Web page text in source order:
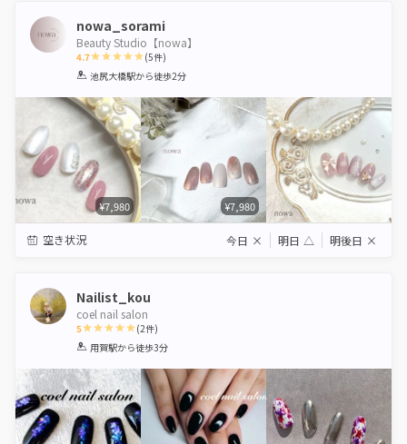
nowa_sorami
Beauty Studio【nowa】
4.7
1 2 3 4 5
(5件)
池尻大橋駅から徒歩2分
¥7,980 ¥7,980
空き状況 今日 × 明日 △ 明後日 ×
Nailist_kou
coel nail salon
5
1 2 3 4 5
(2件)
用賀駅から徒歩3分